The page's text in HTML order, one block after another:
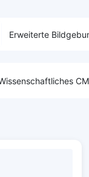
Erweiterte